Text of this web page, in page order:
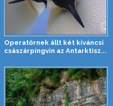
Operatőrnek állt két kíváncsi
császárpingvin az Antarktisz...